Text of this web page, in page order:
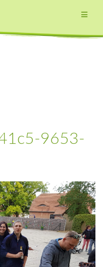
9653-